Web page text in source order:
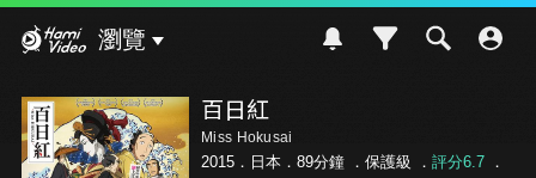
瀏覽
百日紅
Miss Hokusai
2015．日本．89分鐘 ． 保護級 ． 評分6.7．